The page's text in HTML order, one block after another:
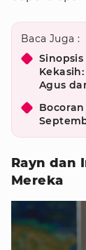
Baca Juga :
Agus
Rayn dan
Mereka